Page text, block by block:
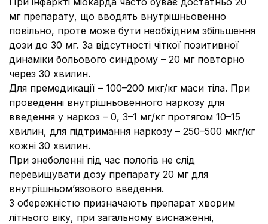
мг препарату, що вводять внутрішньовенно
повільно, проте може бути необхідним збільшення
дози до 30 мг. За відсутності чіткої позитивної
динаміки больового синдрому – 20 мг повторно
через 30 хвилин.
Для премедикації – 100–200 мкг/кг маси тіла. При
проведенні внутрішньовенного наркозу для
введення у наркоз – 0, 3–1 мг/кг протягом 10–15
хвилин, для підтримання наркозу – 250–500 мкг/кг
кожні 30 хвилин.
При знеболенні під час пологів не слід
перевищувати дозу препарату 20 мг для
внутрішньом’язового введення.
З обережністю призначають препарат хворим
літнього віку, при загальному виснаженні,